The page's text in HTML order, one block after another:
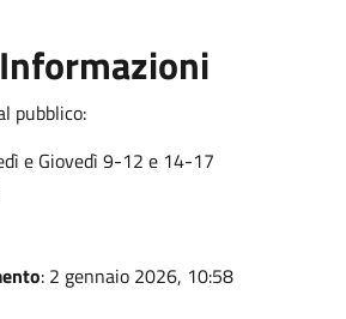
pubblico:
e Giovedì 9-12 e 14-17
: 2 gennaio 2026, 10:58